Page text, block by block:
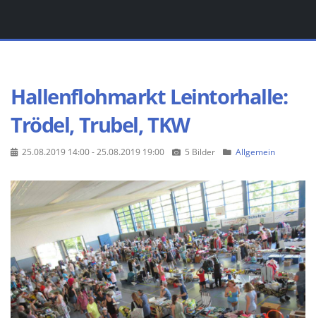
Hallenflohmarkt Leintorhalle:
Trödel, Trubel, TKW
25.08.2019 14:00 - 25.08.2019 19:00 5 Bilder Allgemein